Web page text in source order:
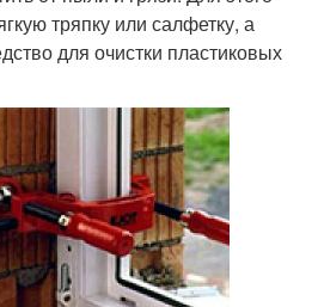
тряпку или салфетку, а
для очистки пластиковых